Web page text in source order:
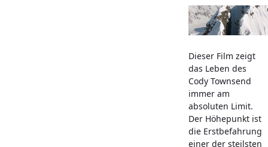
Dieser Film zeigt
das Leben des
Cody Townsend
immer am
absoluten Limit.
Der Höhepunkt ist
die Erstbefahrung
einer der steilsten